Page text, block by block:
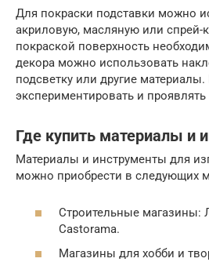
Для покраски подставки можно
акриловую, масляную или спрей-
покраской поверхность
декора можно использовать
подсветку или другие материалы.
экспериментировать и
Где купить материалы и
Материалы и инструменты для
можно приобрести в следующих
Строительные магазины:
Castorama.
Магазины для хобби и